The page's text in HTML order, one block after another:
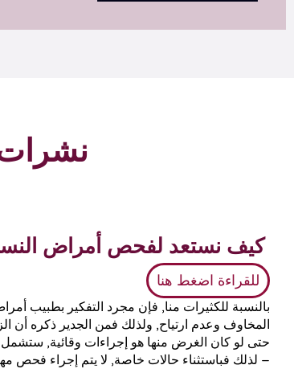
نشرات
كيف نستعد لفحص أمراض
للقراءة اضغط هنا
بالنسبة للكثيرات منا, فإن مجرد التفكير بطبيب
المخاوف وعدم ارتياح, ولذلك فمن الجدير ذكره أن
حتى لو كان الغرض منها هو إجراءات وقائية,
– لذلك فباستثناء حالات خاصة, لا يتم إجراء فحص